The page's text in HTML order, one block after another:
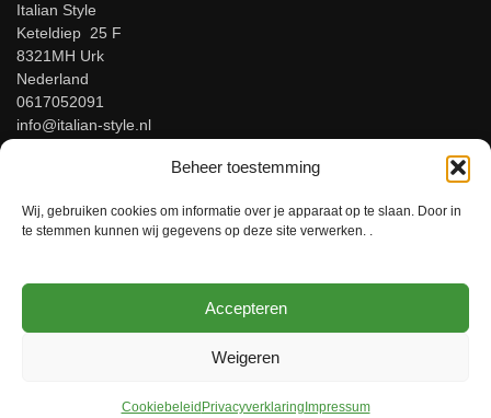
Beheer toestemming
Wij, gebruiken cookies om informatie over je apparaat op te slaan. Door in
te stemmen kunnen wij gegevens op deze site verwerken. .
Accepteren
Weigeren
Cookiebeleid Privacyverklaring Impressum
Italian Style
Keteldiep 25 F
8321MH Urk
Nederland
0617052091
info@italian-style.nl
BTW: NL866816483B01
Beoordeel ons op Google!